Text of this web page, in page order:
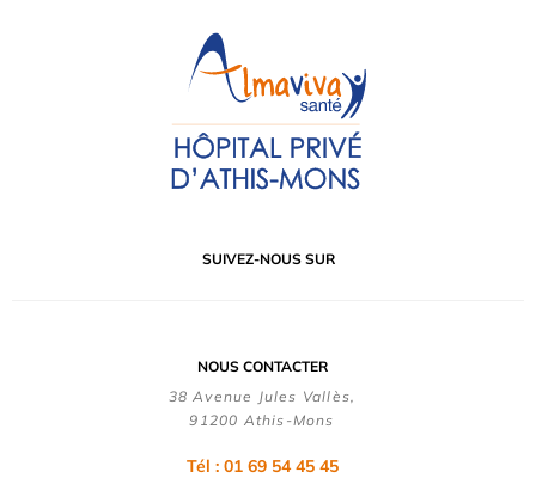
SUIVEZ-NOUS SUR
NOUS CONTACTER
38 Avenue Jules Vallès,
91200 Athis-Mons
Tél : 01 69 54 45 45